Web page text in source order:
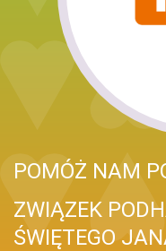
POMÓŻ NAM
ZWIĄZEK
ŚWIĘTEGO